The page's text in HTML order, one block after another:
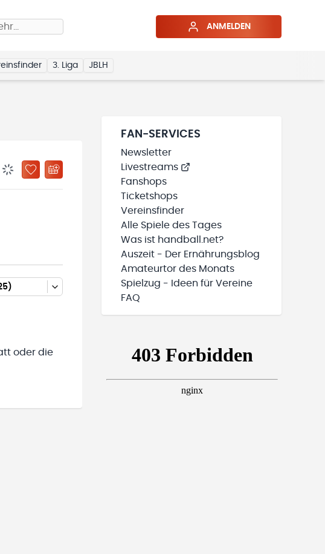
ANMELDEN
3. Liga JBLH
BENACHRICHTIGUNGSSTATUS WIRD GELADEN
ZU „MEINE TEAMS“ HINZUFÜGEN
oder die
FAN-SERVICES
Newsletter
Livestreams
Fanshops
Ticketshops
Vereinsfinder
Alle Spiele des Tages
Was ist handball.net?
Auszeit - Der Ernährungsblog
Amateurtor des Monats
Spielzug - Ideen für Vereine
FAQ